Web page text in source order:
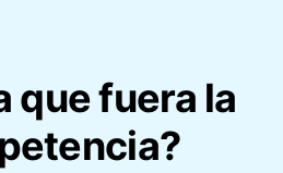
que fuera la